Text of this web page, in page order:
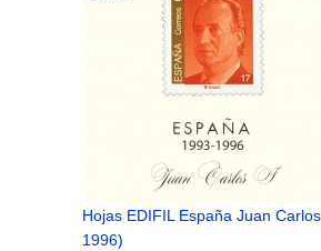
Hojas EDIFIL España Juan
1996)